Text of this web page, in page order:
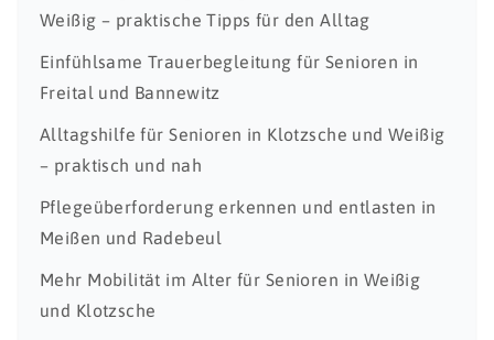
Weißig – praktische Tipps für den Alltag
Einfühlsame Trauerbegleitung für Senioren in
Freital und Bannewitz
Alltagshilfe für Senioren in Klotzsche und Weißig
– praktisch und nah
Pflegeüberforderung erkennen und entlasten in
Meißen und Radebeul
Mehr Mobilität im Alter für Senioren in Weißig
und Klotzsche